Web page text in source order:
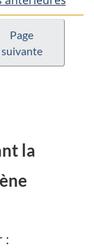
Page
suivante
la
: